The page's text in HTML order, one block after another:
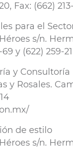
Fax: (662)
para el
s/n.
69 y (622) 259-
y Consultoría
y Rosales.
de estilo
s/n.